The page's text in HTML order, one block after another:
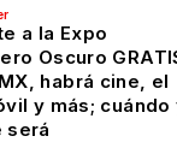
a la Expo
Oscuro
habrá cine, el
y más; cuándo
será